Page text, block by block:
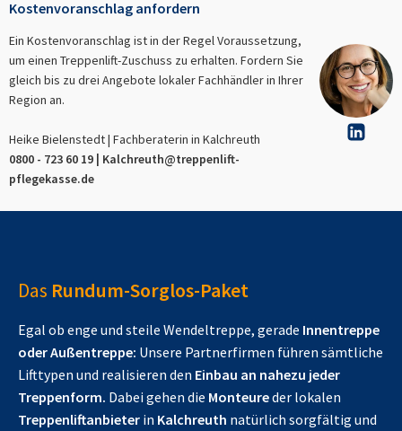
Kostenvoranschlag anfordern
Ein Kostenvoranschlag ist in der Regel Voraussetzung,
um einen Treppenlift-Zuschuss zu erhalten. Fordern Sie
gleich bis zu drei Angebote lokaler Fachhändler in Ihrer
Region an.
Heike Bielenstedt | Fachberaterin in Kalchreuth
0800 - 723 60 19 | Kalchreuth@treppenlift-
pflegekasse.de
Das Rundum-Sorglos-Paket
Egal ob enge und steile Wendeltreppe, gerade Innentreppe
oder Außentreppe: Unsere Partnerfirmen führen sämtliche
Lifttypen und realisieren den Einbau an nahezu jeder
Treppenform. Dabei gehen die Monteureder lokalen
Treppenliftanbieter in Kalchreuth natürlich sorgfältig und